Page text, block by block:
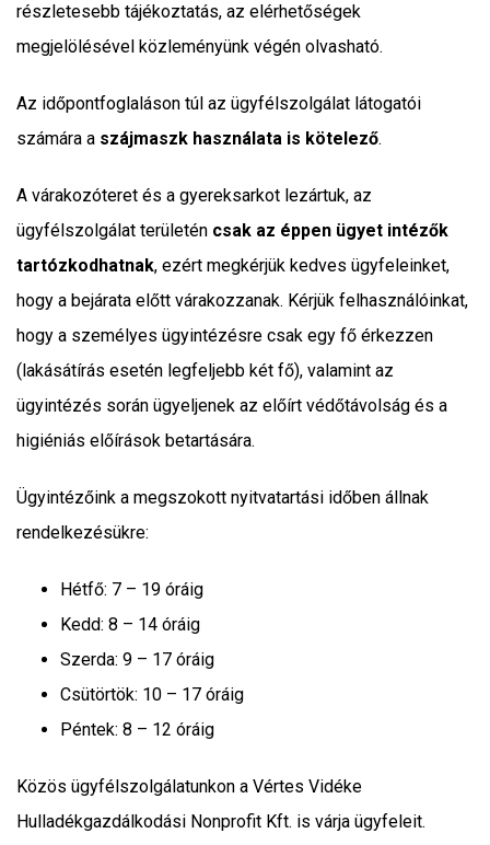
részletesebb tájékoztatás, az elérhetőségek
megjelölésével közleményünk végén olvasható.
Az időpontfoglaláson túl az ügyfélszolgálat látogatói
számára a szájmaszk használata is kötelező.
A várakozóteret és a gyereksarkot lezártuk, az
ügyfélszolgálat területén csak az éppen ügyet intézők
tartózkodhatnak, ezért megkérjük kedves ügyfeleinket,
hogy a bejárata előtt várakozzanak. Kérjük felhasználóinkat,
hogy a személyes ügyintézésre csak egy fő érkezzen
(lakásátírás esetén legfeljebb két fő), valamint az
ügyintézés során ügyeljenek az előírt védőtávolság és a
higiéniás előírások betartására.
Ügyintézőink a megszokott nyitvatartási időben állnak
rendelkezésükre:
Hétfő: 7 – 19 óráig
Kedd: 8 – 14 óráig
Szerda: 9 – 17 óráig
Csütörtök: 10 – 17 óráig
Péntek: 8 – 12 óráig
Közös ügyfélszolgálatunkon a Vértes Vidéke
Hulladékgazdálkodási Nonprofit Kft. is várja ügyfeleit.